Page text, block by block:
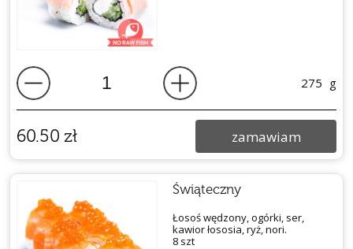
275 g
60.50 zł zamawiam
Świąteczny
Łosoś wędzony, ogórki, ser,
kawior łososia, ryż, nori.
8 szt